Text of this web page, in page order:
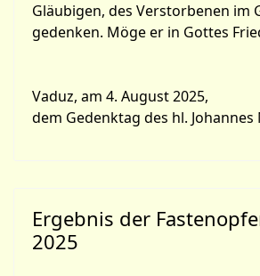
Gläubigen, des Verstorbenen im
gedenken. Möge er in Gottes
Vaduz, am 4. August 2025,
dem Gedenktag des hl. Johannes
Ergebnis der
2025